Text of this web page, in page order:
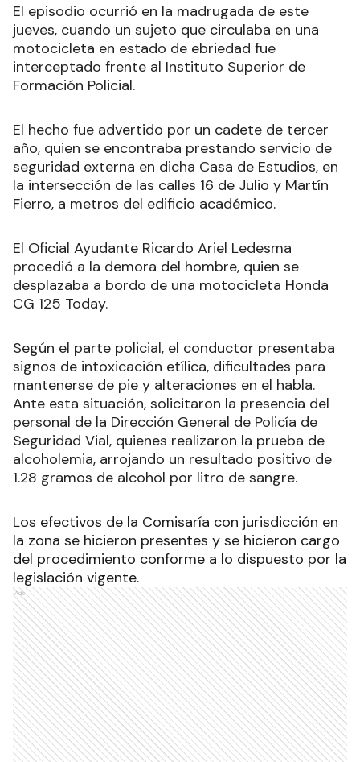
El episodio ocurrió en la madrugada de este
jueves, cuando un sujeto que circulaba en una
motocicleta en estado de ebriedad fue
interceptado frente al Instituto Superior de
Formación Policial.
El hecho fue advertido por un cadete de tercer
año, quien se encontraba prestando servicio de
seguridad externa en dicha Casa de Estudios, en
la intersección de las calles 16 de Julio y Martín
Fierro, a metros del edificio académico.
El Oficial Ayudante Ricardo Ariel Ledesma
procedió a la demora del hombre, quien se
desplazaba a bordo de una motocicleta Honda
CG 125 Today.
Según el parte policial, el conductor presentaba
signos de intoxicación etílica, dificultades para
mantenerse de pie y alteraciones en el habla.
Ante esta situación, solicitaron la presencia del
personal de la Dirección General de Policía de
Seguridad Vial, quienes realizaron la prueba de
alcoholemia, arrojando un resultado positivo de
1.28 gramos de alcohol por litro de sangre.
Los efectivos de la Comisaría con jurisdicción en
la zona se hicieron presentes y se hicieron cargo
del procedimiento conforme a lo dispuesto por la
legislación vigente.
Ads